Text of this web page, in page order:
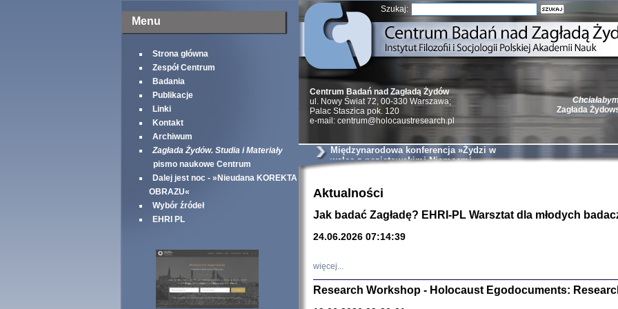
Menu
Strona główna
Zespół Centrum
Badania
Publikacje
Linki
Kontakt
Archiwum
Zagłada Żydów. Studia i Materiały
pismo naukowe Centrum
Dalej jest noc - »Nieudana KOREKTA
OBRAZU«
Wybór źródeł
EHRI PL
Szukaj:
Zagłada
Natalia Aleksiun,
Deborah Dash
Turski, Laurence
Centrum Badań nad Zagładą Żydów
ul. Nowy Świat 72, 00-330 Warszawa;
Palac Staszica pok. 120
e-mail: centrum@holocaustresearch.pl
Międzynarodowa konferencja »Żydzi w
walce z nazistowskimi Niemcami
Aktualności
Jak badać Zagładę? EHRI-PL Warsztat dla młodych
24.06.2026 07:14:39
więcej...
Research Workshop - Holocaust Egodocuments: